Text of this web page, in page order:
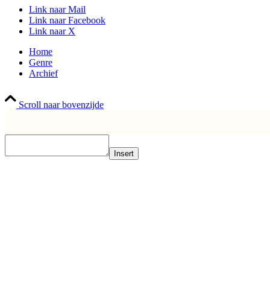
Link naar Mail
Link naar Facebook
Link naar X
Home
Genre
Archief
Scroll naar bovenzijde
Insert